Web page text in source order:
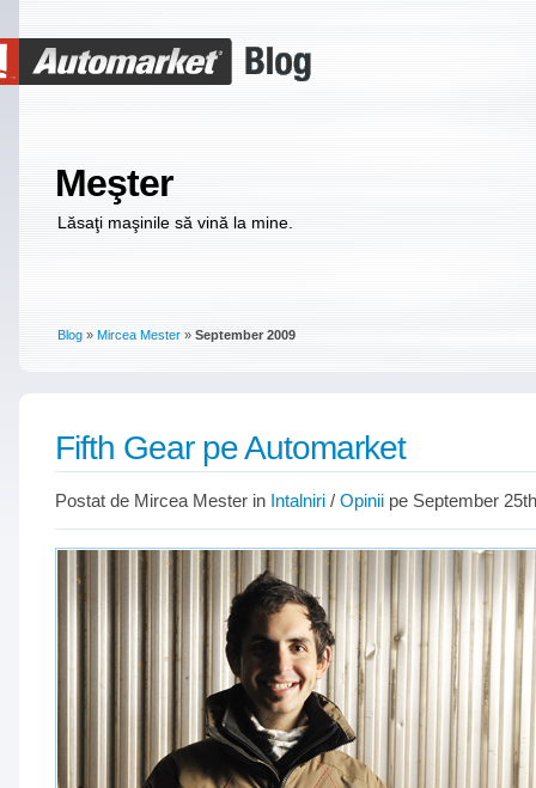
Meşter
Lăsaţi maşinile să vină la mine.
Blog » Mircea Mester » September 2009
Fifth Gear pe Automarket
Postat de Mircea Mester in Intalniri / Opinii pe September